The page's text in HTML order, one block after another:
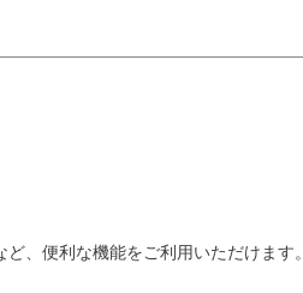
、便利な機能をご利用いただけます。